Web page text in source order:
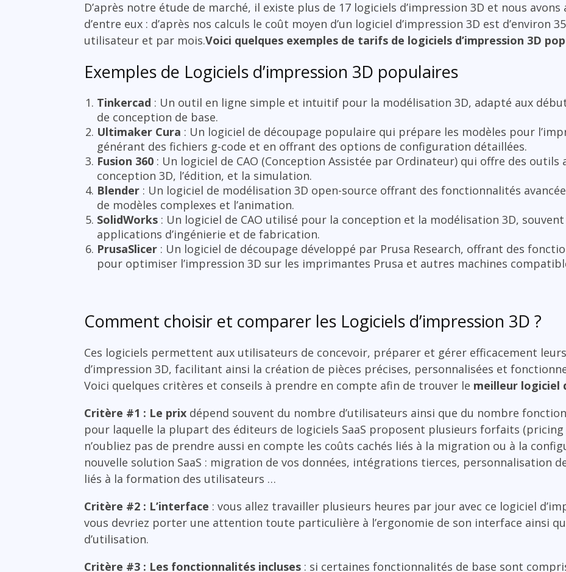
D’après notre étude de marché, il existe plus de 17 logiciels d’impression 3D et nous avons
d’entre eux : d’après nos calculs le coût moyen d’un logiciel d’impression 3D est d’environ
utilisateur et par mois.Voici quelques exemples de tarifs de logiciels d’impression 3D
Exemples de Logiciels d’impression 3D populaires
Tinkercad : Un outil en ligne simple et intuitif pour la modélisation 3D, adapté aux
de conception de base.
Ultimaker Cura : Un logiciel de découpage populaire qui prépare les modèles pour
générant des fichiers g-code et en offrant des options de configuration détaillées.
Fusion 360 : Un logiciel de CAO (Conception Assistée par Ordinateur) qui offre des outils
conception 3D, l’édition, et la simulation.
Blender : Un logiciel de modélisation 3D open-source offrant des fonctionnalités
de modèles complexes et l’animation.
SolidWorks : Un logiciel de CAO utilisé pour la conception et la modélisation 3D,
applications d’ingénierie et de fabrication.
PrusaSlicer : Un logiciel de découpage développé par Prusa Research, offrant des
pour optimiser l’impression 3D sur les imprimantes Prusa et autres machines
Comment choisir et comparer les Logiciels d’impression 3D ?
Ces logiciels permettent aux utilisateurs de concevoir, préparer et gérer efficacement
d’impression 3D, facilitant ainsi la création de pièces précises, personnalisées et
Voici quelques critères et conseils à prendre en compte afin de trouver le meilleur logiciel
Critère #1 : Le prix dépend souvent du nombre d’utilisateurs ainsi que du nombre
pour laquelle la plupart des éditeurs de logiciels SaaS proposent plusieurs forfaits (pricing
n’oubliez pas de prendre aussi en compte les coûts cachés liés à la migration ou à la
nouvelle solution SaaS : migration de vos données, intégrations tierces, personnalisation
liés à la formation des utilisateurs …
Critère #2 : L’interface : vous allez travailler plusieurs heures par jour avec ce logiciel
vous devriez porter une attention toute particulière à l’ergonomie de son interface ainsi
d’utilisation.
Critère #3 : Les fonctionnalités incluses : si certaines fonctionnalités de base sont